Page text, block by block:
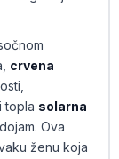
crvena
topla solarna
Ova
ženu koja